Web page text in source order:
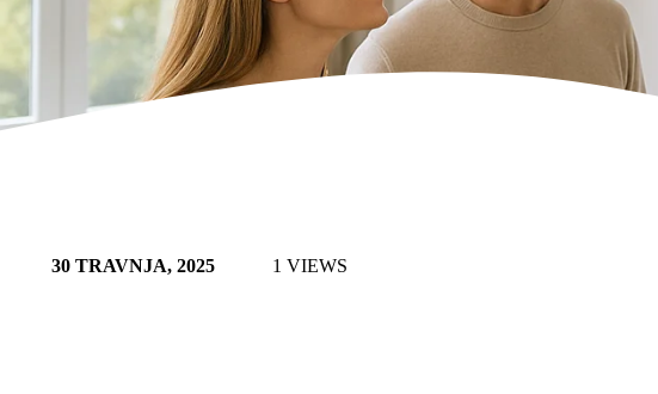
30 TRAVNJA, 2025 1 VIEWS